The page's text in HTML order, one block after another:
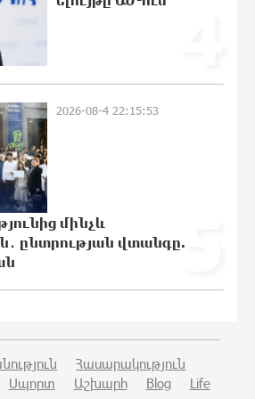
Սիցիլիա կղզում ժայթքել
հրաբուխը
Իրանում․ հաղորդվում է
ու վիրավորների մասին
22:59:55 7-08-2026
22:40:18 7-08-2026
5
2026-08-4 22:15:53
մինչև
ընտրության վտանգը.
Հասարակություն
Սպորտ Աշխարհ Blog Life